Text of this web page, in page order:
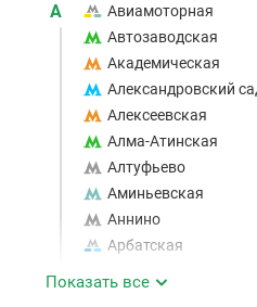
А Авиамоторная
Автозаводская
Академическая
Александровский
Алексеевская
Алма-Атинская
Алтуфьево
Аминьевская
Аннино
Арбатская
Показать все